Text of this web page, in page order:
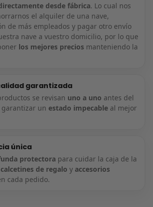
desde fábrica. Lo cual nos
el alquiler de una nave,
de más empleados y pagar otro envío
nave a vuestro domicilio, por lo que
los mejores precios manteniendo la
garantizada
se revisan uno a uno antes del
garantizar un estado impecableal mejor
única
protectorapara cuidar la caja de la
calcetines de regalo y accesorios
cada pedido.